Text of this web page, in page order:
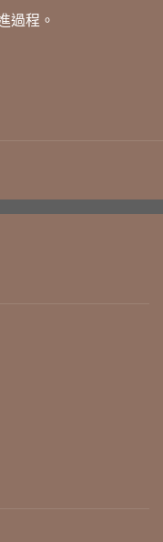
過程。